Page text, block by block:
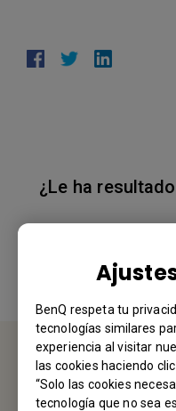
BenQ respeta tu
tecnologías similares
experiencia al visitar
las cookies haciendo
“Solo las cookies
tecnología que no sea
¿Le ha